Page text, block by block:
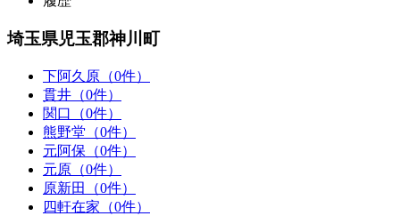
埼玉県児玉郡神川町
下阿久原（0件）
貫井（0件）
関口（0件）
熊野堂（0件）
元阿保（0件）
元原（0件）
原新田（0件）
四軒在家（0件）